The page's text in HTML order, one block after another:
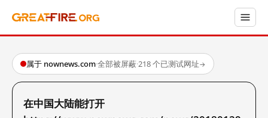
属于 nownews.com·全部被屏蔽·218 个已测试网址→
在中国大陆能打开